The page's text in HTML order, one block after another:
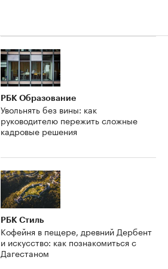
РБК Образование
Увольнять без вины: как
руководителю пережить сложные
кадровые решения
РБК Стиль
Кофейня в пещере, древний Дербент
и искусство: как познакомиться с
Дагестаном